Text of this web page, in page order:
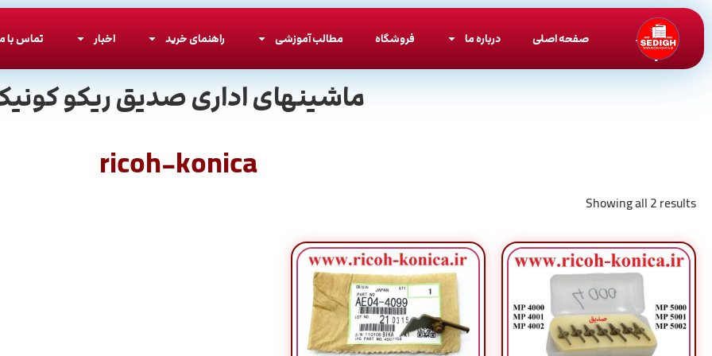
صفحه اصلی درباره ما فروشگاه مطالب آموزشی راهنمای خرید اخبار تماس با
ماشینهای اداری صدیق ریکو
ricoh-konica
Showing all 2 results